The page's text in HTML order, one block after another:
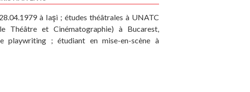
à Iaşi ; études théâtrales à UNATC
Théâtre et Cinématographie) à Bucarest,
playwriting ; étudiant en mise-en-scène à